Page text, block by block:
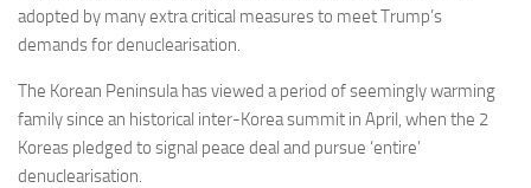
adopted by many extra critical measures to meet Trump’s
demands for denuclearisation.
The Korean Peninsula has viewed a period of seemingly warming
family since an historical inter-Korea summit in April, when the 2
Koreas pledged to signal peace deal and pursue ‘entire’
denuclearisation.